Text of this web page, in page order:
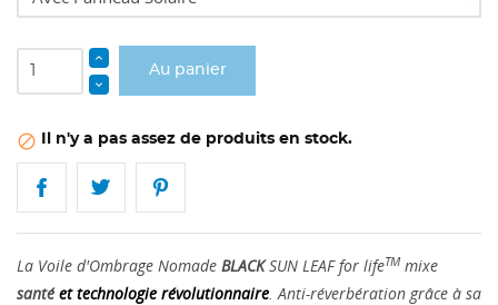
Au panier
 Il n'y a pas assez de produits en stock.
La Voile d'Ombrage Nomade BLACKSUN LEAF for lifeTMmixe
santéet technologie révolutionnaire . Anti-réverbération grâce à sa